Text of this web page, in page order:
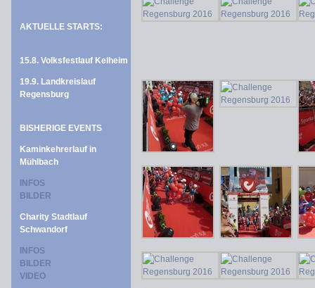
AKTUELLE STARTS:
15.8. Volksfestlauf Kelheim
19.9. Landkreislauf
Regensburg
BISHERIGE EVENTS
Kaminkehrerlauf in
Mühlbach
INFOS
BILDER
Charity Stadtlauf
Schwandorf
INFOS
BILDER
VIDEO